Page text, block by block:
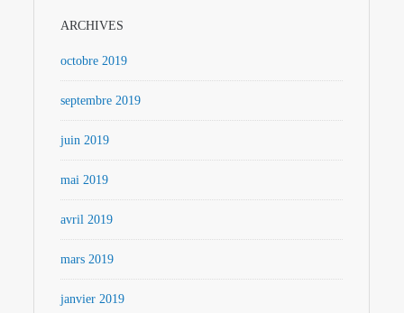
ARCHIVES
octobre 2019
septembre 2019
juin 2019
mai 2019
avril 2019
mars 2019
janvier 2019